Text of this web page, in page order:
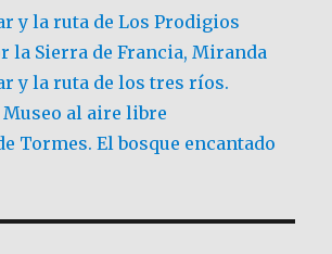
y la ruta de Los Prodigios
la Sierra de Francia, Miranda
y la ruta de los tres ríos.
al aire libre
Tormes. El bosque encantado